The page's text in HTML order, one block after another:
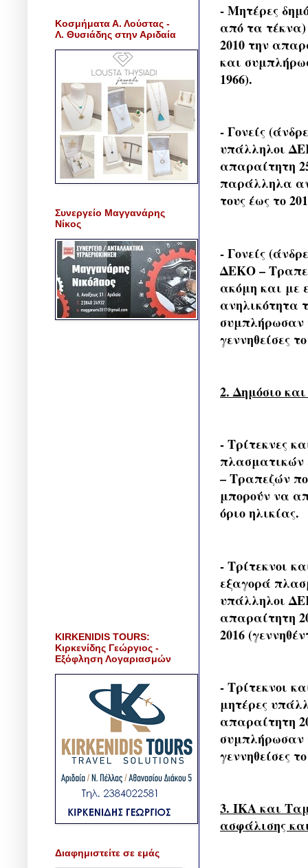
- Μητέρες
από τα
2010 την
και
1966).
- Γονείς
υπάλληλοι
απαραίτητη
παράλληλα
τους έως το
- Γονείς
ΔΕΚΟ –
ακόμη και με
ανηλικότητα
συμπλήρωσαν
γεννηθείσες
2. Δημόσιο
- Τρίτεκνες
πλασματικών
– Τραπεζών
μπορούν να
όριο ηλικίας.
- Τρίτεκνοι
εξαγορά
υπάλληλοι
απαραίτητη
2016
- Τρίτεκνοι
μητέρες
απαραίτητη
συμπλήρωσαν
γεννηθείσες
3. IKA και
ασφάλισης
Κοσμήματα Α. Λούστας -
Λ. Θυσιάδης στην Αριδαία
Συνεργείο Μαγγανάρης
Νίκος
KIRKENIDIS TOURS:
Κιρκενίδης Γεώργιος -
Εξόφληση Λογαριασμών
Διαφημιστείτε σε εμάς